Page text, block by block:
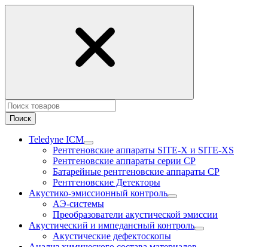
Поиск
Teledyne ICM
Рентгеновские аппараты SITE-X и SITE-XS
Рентгеновские аппараты серии CP
Батарейные рентгеновские аппараты CP
Рентгеновские Детекторы
Акустико-эмисcионный контроль
АЭ-системы
Преобразователи акустической эмиссии
Акустический и импедансный контроль
Акустические дефектоскопы